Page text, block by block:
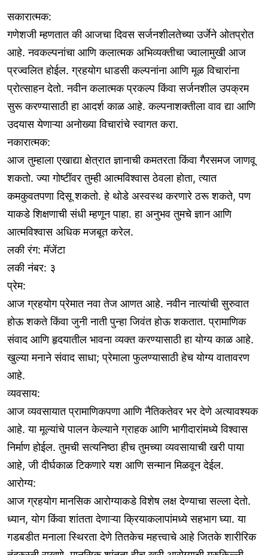
सकारात्मक:
गणेशजी म्हणतात की आजचा दिवस सर्जनशीलतेच्या उर्जेने ओतप्रोत
आहे. नवकल्पनांचा आणि कलात्मक अभिव्यक्तीचा ज्वालामुखी आज
प्रज्वलित होईल. ग्रहयोग धाडसी कल्पनांना आणि मूळ विचारांना
प्रोत्साहन देतो. नवीन कलात्मक प्रकल्प किंवा सर्जनशील उपक्रम
सुरू करण्यासाठी हा आदर्श काळ आहे. कल्पनाशक्तीला वाव द्या आणि
उदयास येणाऱ्या अनोख्या विचारांचे स्वागत करा.
नकारात्मक:
आज तुम्हाला एखाद्या क्षेत्रात ज्ञानाची कमतरता किंवा गैरसमज जाणवू
शकतो. ज्या गोष्टींवर तुम्ही आत्मविश्वास ठेवला होता, त्यात
कमकुवतपणा दिसू शकतो. हे थोडे अस्वस्थ करणारे ठरू शकते, पण
याकडे शिक्षणाची संधी म्हणून पाहा. हा अनुभव तुमचे ज्ञान आणि
आत्मविश्वास अधिक मजबूत करेल.
लकी रंग: मॅजेंटा
लकी नंबर: ३
प्रेम:
आज ग्रहयोग प्रेमात नवा तेज आणत आहे. नवीन नात्यांची सुरुवात
होऊ शकते किंवा जुनी नाती पुन्हा जिवंत होऊ शकतात. प्रामाणिक
संवाद आणि हृदयातील भावना व्यक्त करण्यासाठी हा योग्य काळ आहे.
खुल्या मनाने संवाद साधा; प्रेमाला फुलण्यासाठी हेच योग्य वातावरण
आहे.
व्यवसाय:
आज व्यवसायात प्रामाणिकपणा आणि नैतिकतेवर भर देणे अत्यावश्यक
आहे. या मूल्यांचे पालन केल्याने ग्राहक आणि भागीदारांमध्ये विश्वास
निर्माण होईल. तुमची सत्यनिष्ठा हीच तुमच्या व्यवसायाची खरी पाया
आहे, जी दीर्घकाळ टिकणारे यश आणि सन्मान मिळवून देईल.
आरोग्य:
आज ग्रहयोग मानसिक आरोग्याकडे विशेष लक्ष देण्याचा सल्ला देतो.
ध्यान, योग किंवा शांतता देणाऱ्या क्रियाकलापांमध्ये सहभाग घ्या. या
गडबडीत मनाला स्थिरता देणे तितकेच महत्त्वाचे आहे जितके शारीरिक